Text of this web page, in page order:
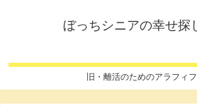
ぼっちシニアの幸せ探
旧・離活のためのアラフィ